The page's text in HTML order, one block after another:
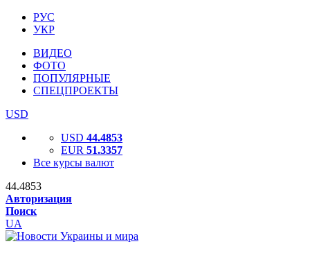
РУС
УКР
ВИДЕО
ФОТО
ПОПУЛЯРНЫЕ
СПЕЦПРОЕКТЫ
USD
USD 44.4853
EUR 51.3357
Все курсы валют
44.4853
Авторизация
Поиск
UA